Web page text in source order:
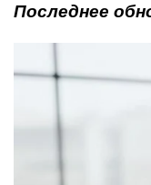
Последнее